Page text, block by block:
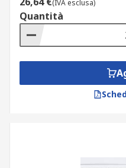
(IVA esclusa)
Quantità